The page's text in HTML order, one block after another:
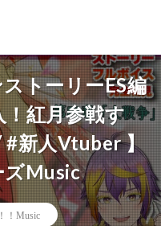
トーリーES編
！紅月参戦す
新人Vtuber 】
ズMusic
！Music